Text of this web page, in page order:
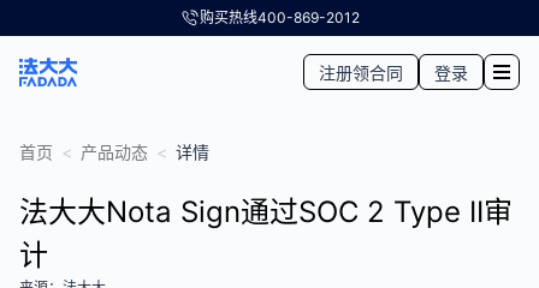
购买热线400-869-2012
注册领合同 登录
首页 < 产品动态 < 详情
法大大Nota Sign通过SOC 2 Type II审
计